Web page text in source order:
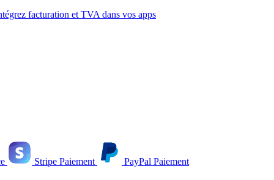
facturation et TVA dans vos apps
Stripe Paiement PayPal Paiement